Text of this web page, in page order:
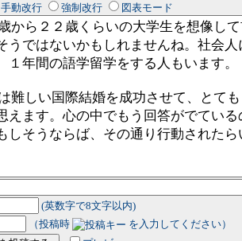
手動改行 強制改行 図表モード
(英数字で8文字以内)
（投稿時
を入力してください）